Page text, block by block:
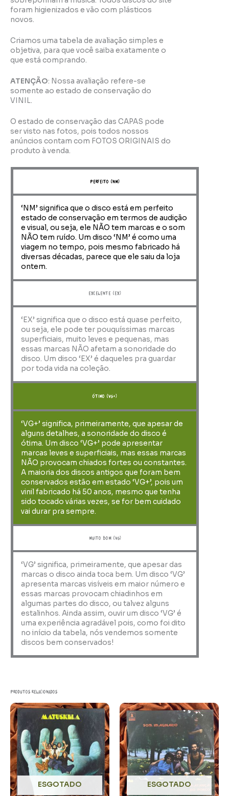
foram higienizados e vão com plásticos
novos.
Criamos uma tabela de avaliação simples e
objetiva, para que você saiba exatamente o
que está comprando.
ATENÇÃO: Nossa avaliação refere-se
somente ao estado de conservação do
VINIL.
O estado de conservação das CAPAS pode
ser visto nas fotos, pois todos nossos
anúncios contam com FOTOS ORIGINAIS do
produto à venda.
perfeito (NM)
‘NM’ significa que o disco está em perfeito
estado de conservação em termos de audição
e visual, ou seja, ele NÃO tem marcas e o som
NÃO tem ruído. Um disco ‘NM’ é como uma
viagem no tempo, pois mesmo fabricado há
diversas décadas, parece que ele saiu da loja
ontem.
Excelente (EX)
‘EX’ significa que o disco está quase perfeito,
ou seja, ele pode ter pouquíssimas marcas
superficiais, muito leves e pequenas, mas
essas marcas NÃO afetam a sonoridade do
disco. Um disco ‘EX’ é daqueles pra guardar
por toda vida na coleção.
ótimo (VG+)
‘VG+’ significa, primeiramente, que apesar de
alguns detalhes, a sonoridade do disco é
ótima. Um disco ‘VG+’ pode apresentar
marcas leves e superficiais, mas essas marcas
NÃO provocam chiados fortes ou constantes.
A maioria dos discos antigos que foram bem
conservados estão em estado ‘VG+’, pois um
vinil fabricado há 50 anos, mesmo que tenha
sido tocado várias vezes, se for bem cuidado
vai durar pra sempre.
muito bom (VG)
‘VG’ significa, primeiramente, que apesar das
marcas o disco ainda toca bem. Um disco ‘VG’
apresenta marcas visíveis em maior número e
essas marcas provocam chiadinhos em
algumas partes do disco, ou talvez alguns
estalinhos. Ainda assim, ouvir um disco ‘VG’ é
uma experiência agradável pois, como foi dito
no início da tabela, nós vendemos somente
discos bem conservados!
Produtos relacionados
ESGOTADO ESGOTADO